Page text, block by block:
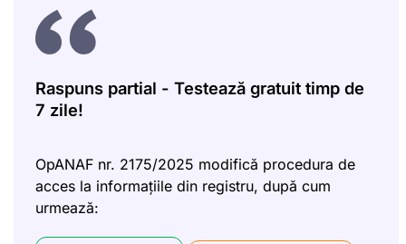
Raspuns partial - Testează gratuit timp de
7 zile!
OpANAF nr. 2175/2025 modifică procedura de
acces la informațiile din registru, după cum
urmează: